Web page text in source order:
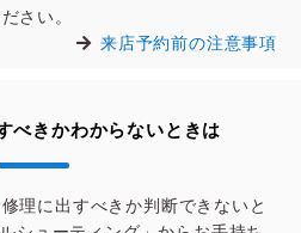
さい。
来店予約前の注意事項
べきかわからないときは
理に出すべきか判断できないと